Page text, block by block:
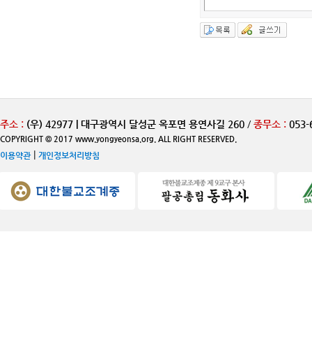
주소 : (우) 42977 | 대구광역시 달성군 옥포면 용연사길 260 / 종무소 : 053-
COPYRIGHT © 2017 www.yongyeonsa.org. ALL RIGHT RESERVED.
이용약관| 개인정보처리방침